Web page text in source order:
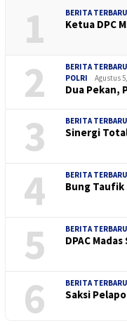
1 BERITA TERBARU
Ketua DPC
2 BERITA TERBARU
POLRI
Agustus
Dua Pekan,
3 BERITA TERBARU
Sinergi
4 BERITA TERBARU
Bung Taufik
5 BERITA TERBARU
DPAC
6 BERITA TERBARU
Saksi